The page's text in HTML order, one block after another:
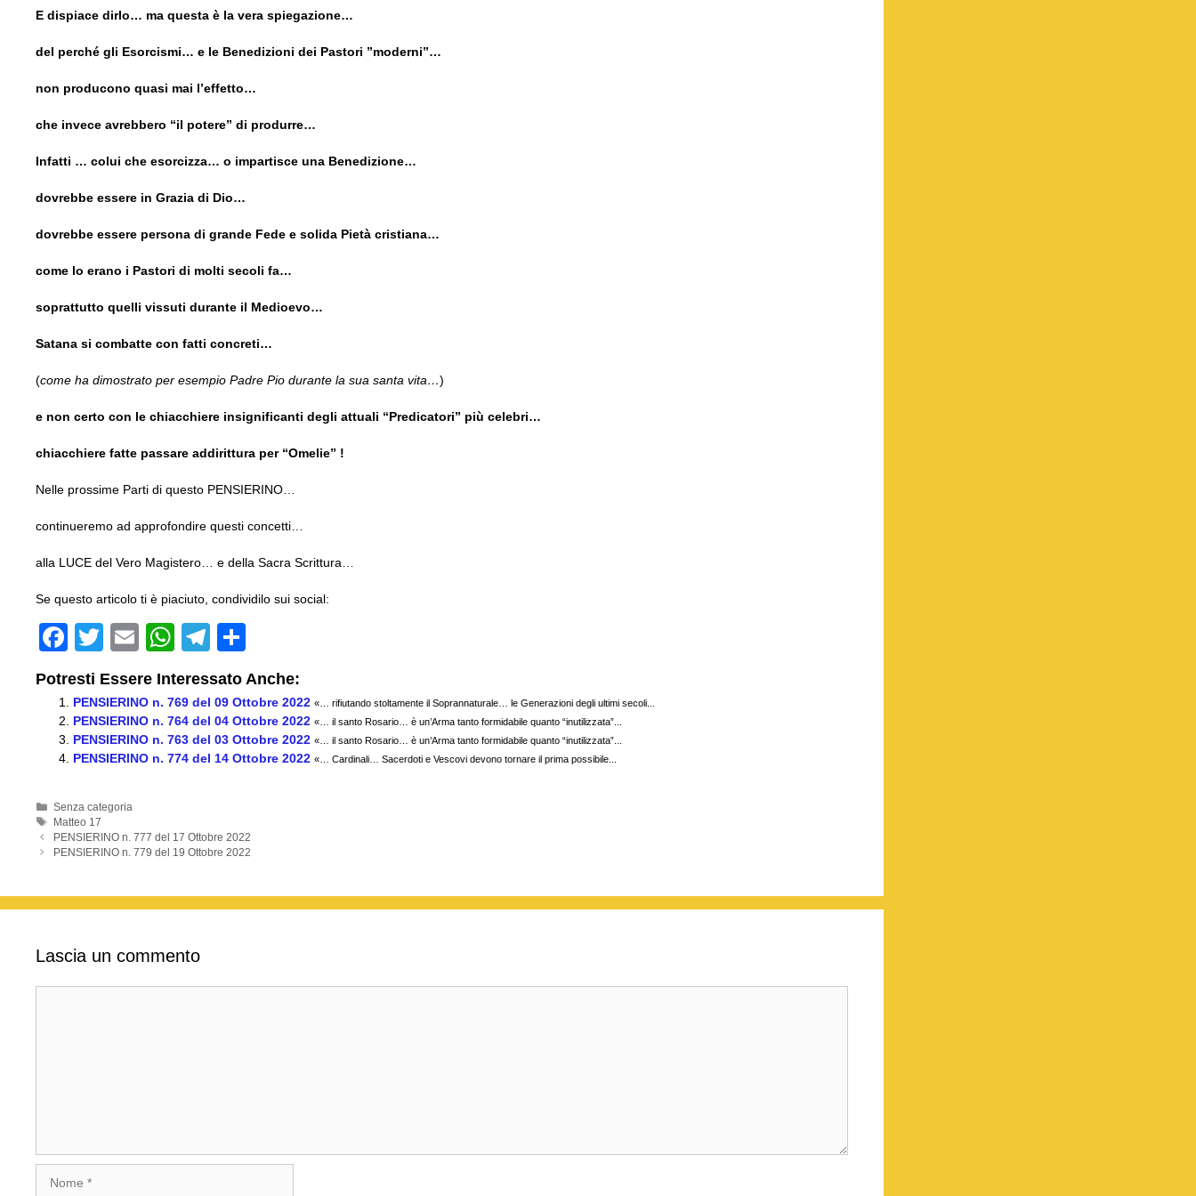
E dispiace dirlo… ma questa è la vera spiegazione…
del perché gli Esorcismi… e le Benedizioni dei Pastori ”moderni”…
non producono quasi mai l’effetto…
che invece avrebbero “il potere” di produrre…
Infatti … colui che esorcizza… o impartisce una Benedizione…
dovrebbe essere in Grazia di Dio…
dovrebbe essere persona di grande Fede e solida Pietà cristiana…
come lo erano i Pastori di molti secoli fa…
soprattutto quelli vissuti durante il Medioevo…
Satana si combatte con fatti concreti…
(come ha dimostrato per esempio Padre Pio durante la sua santa vita…)
e non certo con le chiacchiere insignificanti degli attuali “Predicatori” più celebri…
chiacchiere fatte passare addirittura per “Omelie” !
Nelle prossime Parti di questo PENSIERINO…
continueremo ad approfondire questi concetti…
alla LUCE del Vero Magistero… e della Sacra Scrittura…
Se questo articolo ti è piaciuto, condividilo sui social:
F
c
e
b
o
k
T
wi
tt
er
E
m
ail
W
at
s
A
T
el
e
gr
a
o
n
di
vi
Potresti Essere Interessato Anche:
PENSIERINO n. 769 del 09 Ottobre 2022 «… rifiutando stoltamente il Soprannaturale… le Generazioni degli ultimi secoli...
PENSIERINO n. 764 del 04 Ottobre 2022 «… il santo Rosario… è un’Arma tanto formidabile quanto “inutilizzata”...
PENSIERINO n. 763 del 03 Ottobre 2022 «… il santo Rosario… è un’Arma tanto formidabile quanto “inutilizzata”...
PENSIERINO n. 774 del 14 Ottobre 2022 «… Cardinali… Sacerdoti e Vescovi devono tornare il prima possibile...
Categorie
Senza categoria
Tag
Matteo 17
PENSIERINO n. 777 del 17 Ottobre 2022
PENSIERINO n. 779 del 19 Ottobre 2022
Lascia un commento